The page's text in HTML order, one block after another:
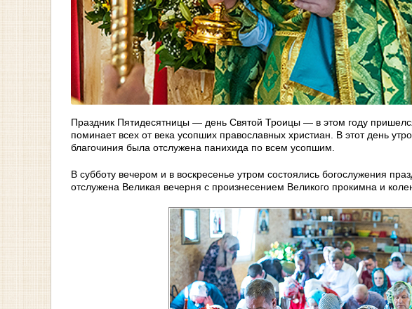
Праздник Пятидесятницы — день Святой Троицы — в этом году
поминает всех от века усопших православных христиан. В этот день
благочиния была отслужена панихида по всем усопшим.
В субботу вечером и в воскресенье утром состоялись богослужения
отслужена Великая вечерня с произнесением Великого прокимна и